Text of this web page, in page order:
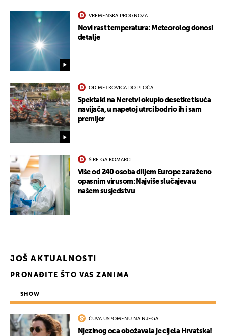
VREMENSKA PROGNOZA
Novi rast temperatura: Meteorolog donosi
detalje
OD METKOVIĆA DO PLOČA
Spektakl na Neretvi okupio desetke tisuća
navijača, u napetoj utrci bodrio ih i sam
premijer
ŠIRE GA KOMARCI
Više od 240 osoba diljem Europe zaraženo
opasnim virusom: Najviše slučajeva u
našem susjedstvu
JOŠ AKTUALNOSTI
PRONAĐITE ŠTO VAS ZANIMA
SHOW
ČUVA USPOMENU NA NJEGA
Njezinog oca obožavala je cijela Hrvatska!
UKLJUČITE NOTIFIKACIJE